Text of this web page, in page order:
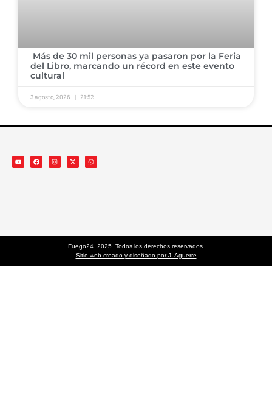
​ ​Más de 30 mil personas ya pasaron por la Feria
del Libro, marcando un récord en este evento
cultural
3 agosto, 2026 21:52
Fuego24. 2025. Todos los derechos reservados.
Sitio web creado y diseñado por J. Aguerre